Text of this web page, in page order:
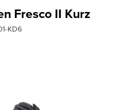
Fresco II Kurz
KD6